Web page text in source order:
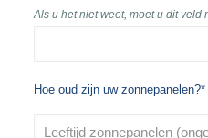
Als u het niet weet, moet u dit veld
Hoe oud zijn uw zonnepanelen?*